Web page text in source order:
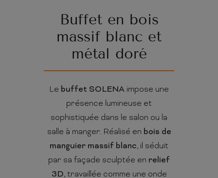
Buffet en bois
massif blanc et
métal doré
Le buffet SOLENA impose une
présence lumineuse et
sophistiquée dans le salon ou la
salle à manger. Réalisé en bois de
manguier massif blanc, il séduit
par sa façade sculptée en relief
3D, travaillée comme une onde